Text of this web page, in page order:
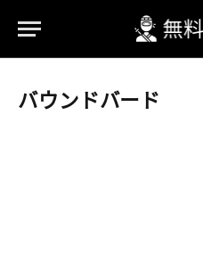
バウンドバード